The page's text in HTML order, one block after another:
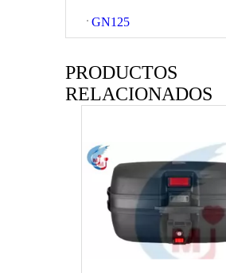
GN125
PRODUCTOS
RELACIONADOS